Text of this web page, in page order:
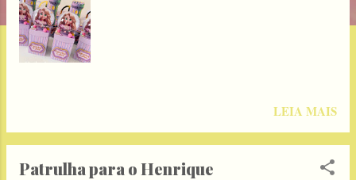
LEIA MAIS
Patrulha para o Henrique